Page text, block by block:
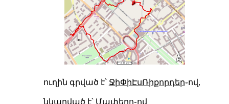
ուղին գրված է՝ ՋիՓիԷսՌիքորդեր֊ով,
նկարված է՝ Մափերո֊ով